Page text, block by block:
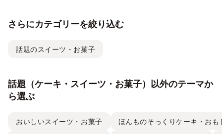
さらにカテゴリーを絞り込む
話題のスイーツ・お菓子
話題（ケーキ・スイーツ・お菓子）以外のテーマか
ら選ぶ
おいしいスイーツ・お菓子 ほんものそっくりケーキ・おも